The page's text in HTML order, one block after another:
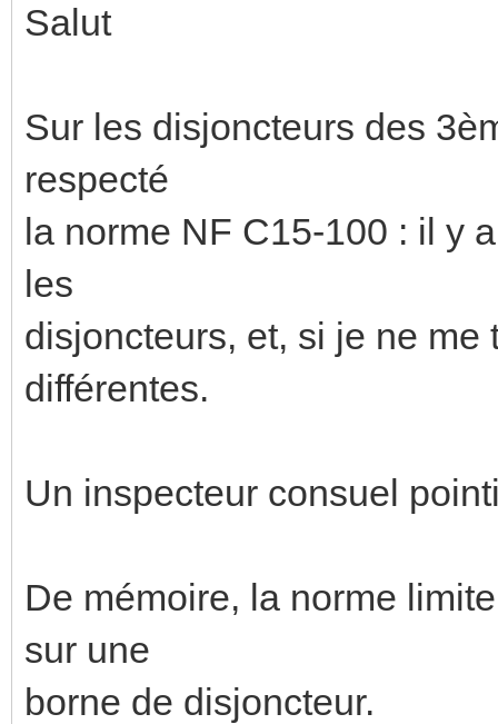
Salut
Sur les disjoncteurs des
respecté
la norme NF C15-100 : il y
les
disjoncteurs, et, si je ne
différentes.
Un inspecteur consuel
De mémoire, la norme
sur une
borne de disjoncteur.